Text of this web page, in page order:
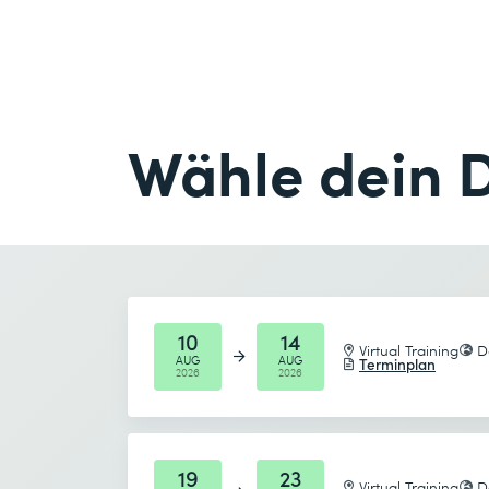
Ich habe dieDatenschutzbestimmungenzur
E-Mail *
Gewünschtes Startdatum (DD.MM.YYYY) *
Wähle dein
10
AUG
2026
14
AUG
2026
Virtual Training
Terminplan
19 23